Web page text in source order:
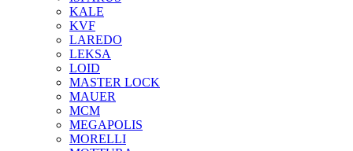
KALE
KVF
LAREDO
LEKSA
LOID
MASTER LOCK
MAUER
MCM
MEGAPOLIS
MORELLI